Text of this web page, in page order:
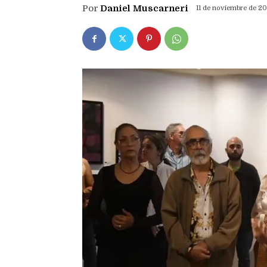
Por Daniel Muscarneri 11 de noviembre de